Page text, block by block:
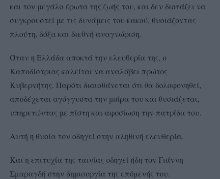
και τον μεγάλο έρωτα της ζωής του, και δεν διστάζει να
συγκρουστεί με τις δυνάμεις του κακού, θυσιάζοντας
πλούτη, δόξα και διεθνή αναγνώριση.
Όταν η Ελλάδα αποκτά την ελευθερία της, ο
Καποδίστριας καλείται να αναλάβει πρώτος
Κυβερνήτης. Παρότι διαισθάνεται ότι θα δολοφονηθεί,
αποδέχεται αγόγγυστα την μοίρα του και θυσιάζεται,
υπηρετώντας με πίστη και αφοσίωση την πατρίδα του.
Αυτή η θυσία τον οδηγεί στην αληθινή ελευθερία.
Και η επιτυχία της ταινίας οδηγεί ήδη τον Γιάννη
Σμαραγδή στην δημιουργία της επόμενής του.